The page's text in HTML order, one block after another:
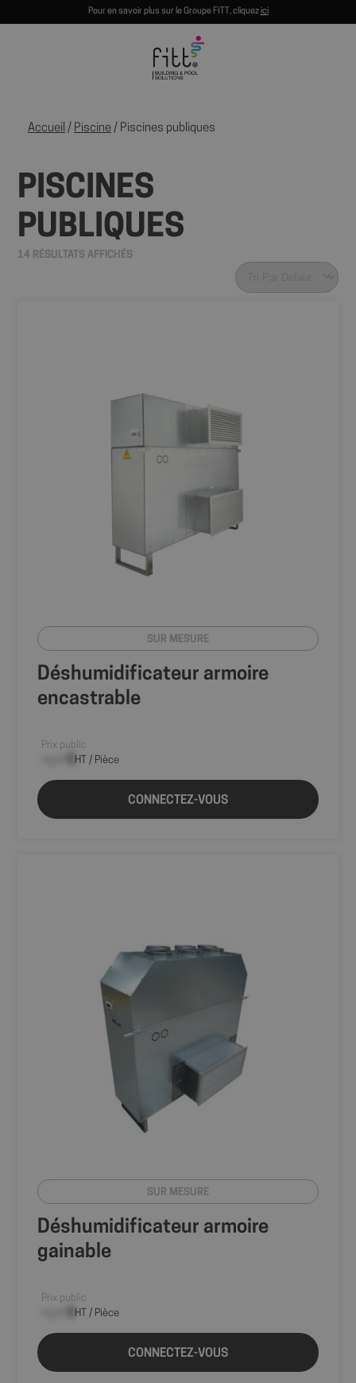
Pour en savoir plus sur le Groupe FITT, cliquezici
Accueil / Piscine / Piscines publiques
PISCINES
PUBLIQUES
14 RÉSULTATS AFFICHÉS
SUR MESURE
Déshumidificateur armoire
encastrable
Prix public
HT / Pièce
CONNECTEZ-VOUS
SUR MESURE
Déshumidificateur armoire
gainable
Prix public
HT / Pièce
CONNECTEZ-VOUS